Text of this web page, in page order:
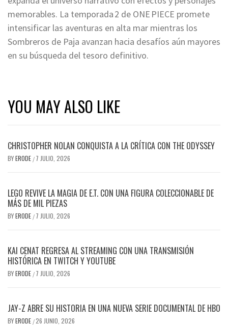
memorables. La temporada 2 de ONE PIECE promete
intensificar las aventuras en alta mar mientras los
Sombreros de Paja avanzan hacia desafíos aún mayores
en su búsqueda del tesoro definitivo.
YOU MAY ALSO LIKE
CHRISTOPHER NOLAN CONQUISTA A LA CRÍTICA CON THE ODYSSEY
BYERODE / 7 JULIO, 2026
LEGO REVIVE LA MAGIA DE E.T. CON UNA FIGURA COLECCIONABLE DE
MÁS DE MIL PIEZAS
BYERODE / 7 JULIO, 2026
KAI CENAT REGRESA AL STREAMING CON UNA TRANSMISIÓN
HISTÓRICA EN TWITCH Y YOUTUBE
BYERODE / 7 JULIO, 2026
JAY-Z ABRE SU HISTORIA EN UNA NUEVA SERIE DOCUMENTAL DE HBO
BYERODE /26 JUNIO, 2026